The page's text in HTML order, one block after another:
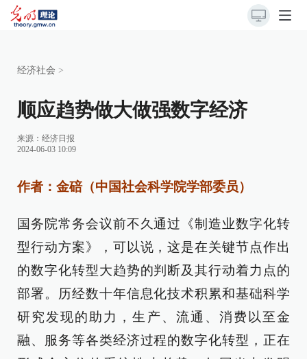
经济社会 >
顺应趋势做大做强数字经济
来源： 经济日报
2024-06-03 10:09
作者：金碚（中国社会科学院学部委员）
国务院常务会议前不久通过《制造业数字化转
型行动方案》，可以说，这是在关键节点作出
的数字化转型大趋势的判断及其行动着力点的
部署。历经数十年信息化技术积累和基础科学
研究发现的助力，生产、流通、消费以至金
融、服务等各类经济过程的数字化转型，正在